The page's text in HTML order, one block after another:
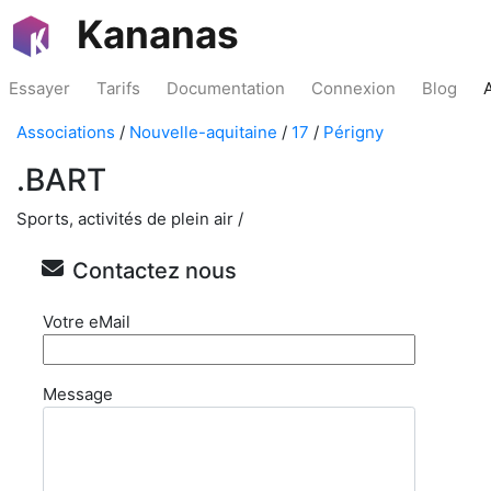
Kananas
Essayer Tarifs Documentation Connexion Blog
Associations / Nouvelle-aquitaine / 17 / Périgny
.BART
Sports, activités de plein air /
Contactez nous
Votre eMail
Message